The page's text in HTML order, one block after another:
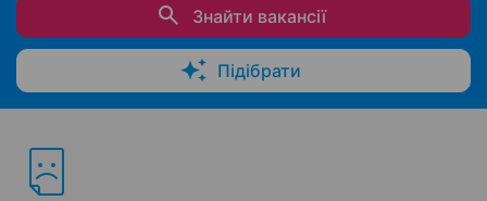
Знайти вакансії
Підібрати